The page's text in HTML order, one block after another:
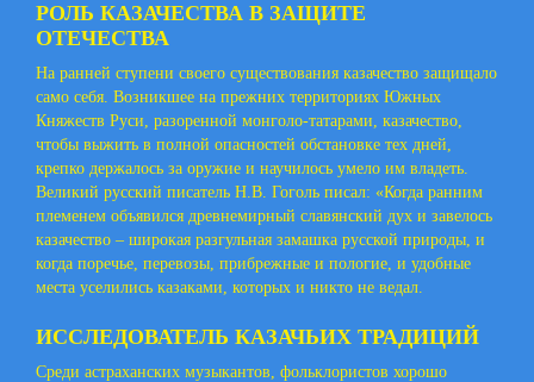
РОЛЬ КАЗАЧЕСТВА В ЗАЩИТЕ
ОТЕЧЕСТВА
На ранней ступени своего существования казачество защищало
само себя. Возникшее на прежних территориях Южных
Княжеств Руси, разоренной монголо-татарами, казачество,
чтобы выжить в полной опасностей обстановке тех дней,
крепко держалось за оружие и научилось умело им владеть.
Великий русский писатель Н.В. Гоголь писал: «Когда ранним
племенем объявился древнемирный славянский дух и завелось
казачество – широкая разгульная замашка русской природы, и
когда поречье, перевозы, прибрежные и пологие, и удобные
места уселились казаками, которых и никто не ведал.
ИССЛЕДОВАТЕЛЬ КАЗАЧЬИХ ТРАДИЦИЙ
Среди астраханских музыкантов, фольклористов хорошо